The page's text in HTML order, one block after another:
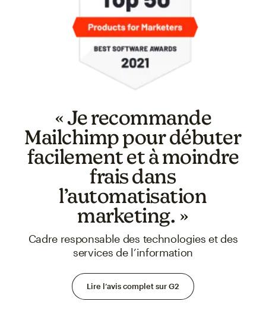
« Je recommande
Mailchimp pour débuter
facilement et à moindre
frais dans
l’automatisation
marketing. »
Cadre responsable des technologies et des
services de l’information
Lire l’avis complet sur G2